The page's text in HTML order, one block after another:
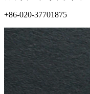
+86-020-37701875